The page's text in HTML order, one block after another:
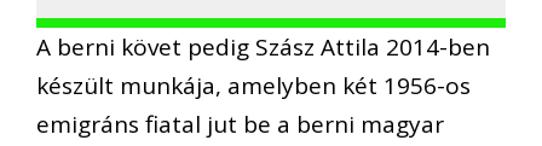
A berni követ pedig Szász Attila 2014-ben
készült munkája, amelyben két 1956-os
emigráns fiatal jut be a berni magyar